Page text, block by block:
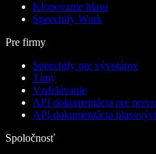
Klonovanie hlasu
Speechify Work
Pre firmy
Speechify pre vývojárov
Tímy
Vzdelávanie
API dokumentácia pre
API dokumentácia
Spoločnosť